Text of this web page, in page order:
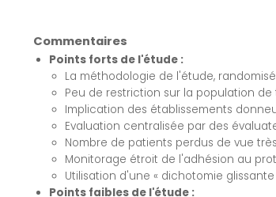
Commentaires
Points forts de l'étude :
La méthodologie de l'étude,
Peu de restriction sur la population
Implication des établissements
Evaluation centralisée par des
Nombre de patients perdus de vue
Monitorage étroit de l'adhésion au
Utilisation d'une « dichotomie
Points faibles de l'étude :